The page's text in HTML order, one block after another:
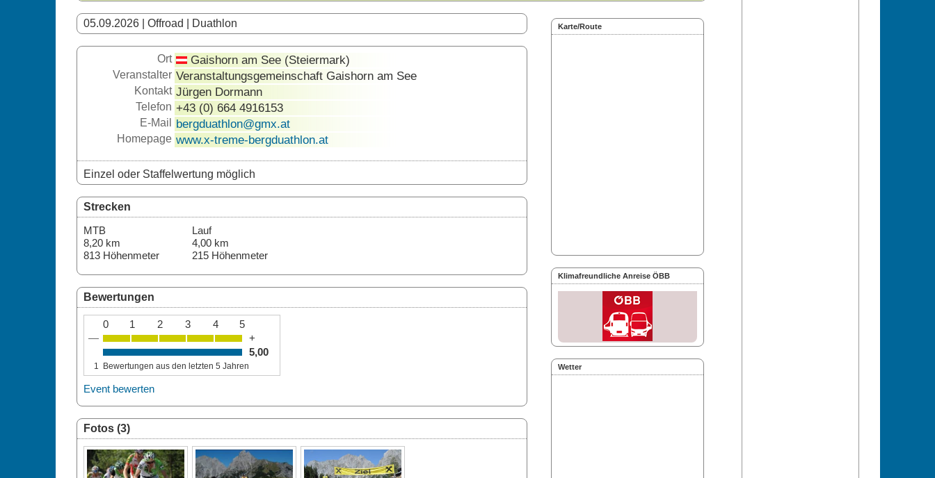
Karte/Route
Klimafreundliche Anreise ÖBB
Wetter
05.09.2026 | Offroad | Duathlon
Ort Gaishorn am See (Steiermark)
Veranstalter Veranstaltungsgemeinschaft Gaishorn am See
Kontakt Jürgen Dormann
Telefon +43 (0) 664 4916153
E-Mail bergduathlon@gmx.at
Homepage www.x-treme-bergduathlon.at
Einzel oder Staffelwertung möglich
Strecken
MTB
8,20 km
813 Höhenmeter
Lauf
4,00 km
215 Höhenmeter
Bewertungen
0 1 2 3 4
5
—
+
5,00
1 Bewertungen aus den letzten 5 Jahren
Event bewerten
Fotos (3)